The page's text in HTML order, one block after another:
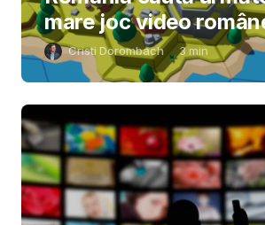
mare joc video
Cristi Dorombach 3min